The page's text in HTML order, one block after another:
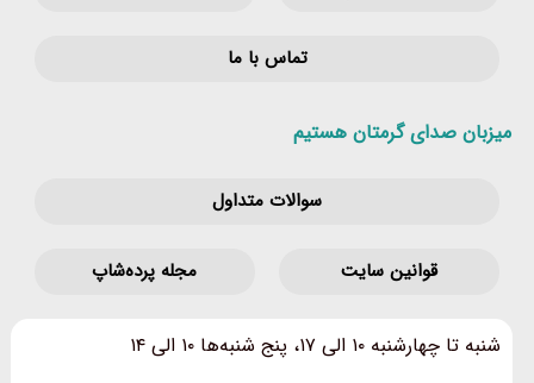
تماس با ما
میزبان صدای گرمتان هستیم
سوالات متداول
قوانین‌ سایت مجله پرده‌شاپ
شنبه تا چهارشنبه ۱۰ الی ۱۷، پنج شنبه‌ها ۱۰ الی ۱۴